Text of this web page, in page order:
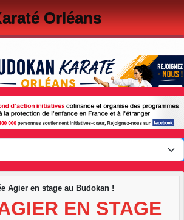
Orléans
Agier en stage au Budokan !
EN STAGE